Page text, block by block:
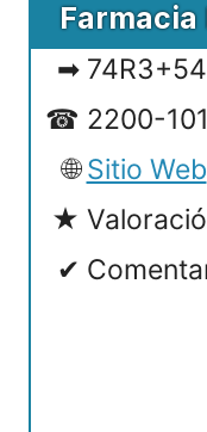
2200-
Sitio Web